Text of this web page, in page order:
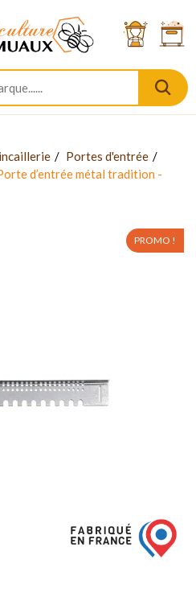
Portes d'entrée
d’entrée métal tradition -
PROMO !